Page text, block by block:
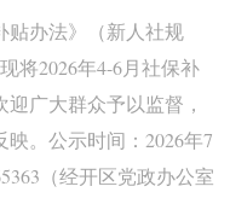
贴办法》（新人社规
将2026年4-6月社保补
广大群众予以监督，
。公示时间：2026年7
（经开区党政办公室